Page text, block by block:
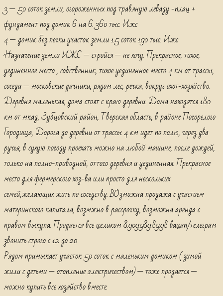
3 — 50 соток земли, огороженных под травяную леваду -плац +
фундамент под домик 6 на 6. 360 тыс. Ижс
4 — домик без печки участок земли 15 соток 190 тыс. Ижс
Назначение земли ИЖС — стройся — не хочу. Прекрасное, тихое,
уединенное место , собственник, тихое уединенное место 4 км от трассы,
соседи — московские дачники, рядом лес, речка, вокруг охот-хозяйство.
Деревня маленькая, дома стоят с краю деревни. Дома находятся 180
км от мкад, Зубцовский район, Тверская область, в районе Погорелого
Городища, Дорога до деревни от трассы 4 км идет по полю, через два
ручья, в сухую погоду проехать можно на любой машине, после дождей,
только на полно-приводной, оттого деревня и уединенная. Прекрасное
место для фермерского хоз-ва или просто для нескольких
семей,желающих жить по соседству. ВОзможна продажа с участием
материнского капитала, возмжно в рассрочку, возможна аренда с
правом выкупа. Продается все целиком 8.909.989.89.98 вацап/телеграм
звонить строго с 12 до 20
Рядом примыкает участок 50 соток с маленьким домиком ( зимой
жили с детьми — отопление электричеством) — тоже продается —
можно купить все хозяйство вместе.